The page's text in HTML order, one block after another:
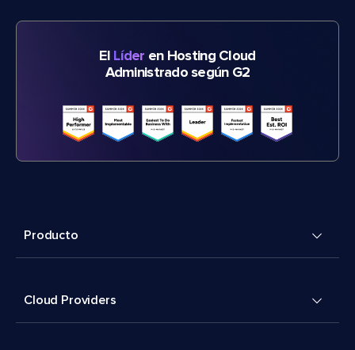
El Líder en Hosting Cloud
Administrado según G2
Producto
Cloud Providers